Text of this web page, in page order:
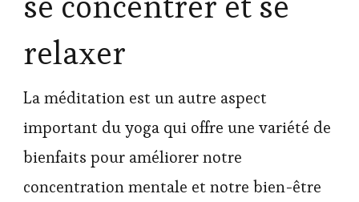
relaxer
La méditation est un autre aspect
important du yoga qui offre une variété de
bienfaits pour améliorer notre
concentration mentale et notre bien-être